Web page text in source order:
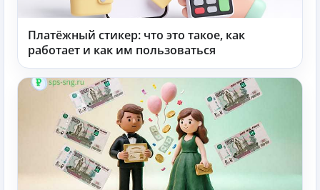
Платёжный стикер: что это такое, как
работает и как им пользоваться